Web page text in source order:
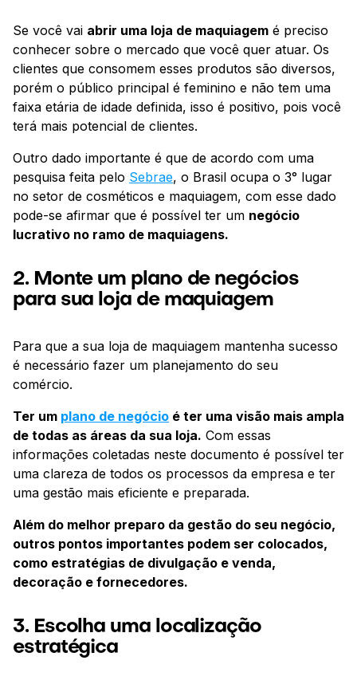
Se você vai abrir uma loja de maquiagem é preciso
conhecer sobre o mercado que você quer atuar. Os
clientes que consomem esses produtos são diversos,
porém o público principal é feminino e não tem uma
faixa etária de idade definida, isso é positivo, pois você
terá mais potencial de clientes.
Outro dado importante é que de acordo com uma
pesquisa feita pelo Sebrae, o Brasil ocupa o 3° lugar
no setor de cosméticos e maquiagem, com esse dado
pode-se afirmar que é possível ter um negócio
lucrativo no ramo de maquiagens.
2. Monte um plano de negócios
para sua loja de maquiagem
Para que a sua loja de maquiagem mantenha sucesso
é necessário fazer um planejamento do seu
comércio.
Ter um plano de negócio é ter uma visão mais ampla
de todas as áreas da sua loja. Com essas
informações coletadas neste documento é possível ter
uma clareza de todos os processos da empresa e ter
uma gestão mais eficiente e preparada.
Além do melhor preparo da gestão do seu negócio,
outros pontos importantes podem ser colocados,
como estratégias de divulgação e venda,
decoração e fornecedores.
3. Escolha uma localização
estratégica